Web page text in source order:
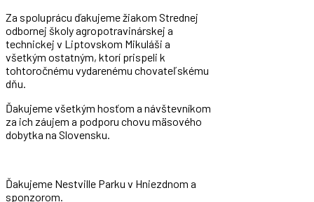
Za spoluprácu ďakujeme žiakom Strednej
odbornej školy agropotravinárskej a
technickej v Liptovskom Mikuláši a
všetkým ostatným, ktorí prispeli k
tohtoročnému vydarenému chovateľskému
dňu.
Ďakujeme všetkým hosťom a návštevníkom
za ich záujem a podporu chovu mäsového
dobytka na Slovensku.
Ďakujeme Nestville Parku v Hniezdnom a
sponzorom.